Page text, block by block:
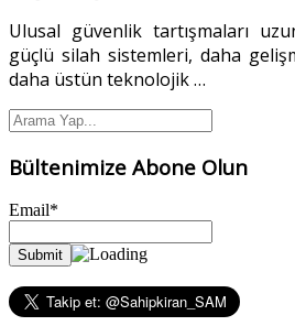
Ulusal güvenlik tartışmaları
güçlü silah sistemleri, daha
daha üstün teknolojik…
Bültenimize Abone Olun
Email*